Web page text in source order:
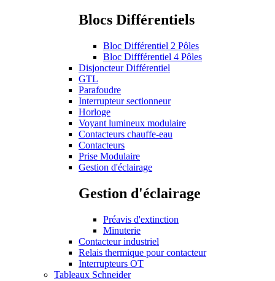
Blocs Différentiels
Bloc Différentiel 2 Pôles
Bloc Diffférentiel 4 Pôles
Disjoncteur Différentiel
GTL
Parafoudre
Interrupteur sectionneur
Horloge
Voyant lumineux modulaire
Contacteurs chauffe-eau
Contacteurs
Prise Modulaire
Gestion d'éclairage
Gestion d'éclairage
Préavis d'extinction
Minuterie
Contacteur industriel
Relais thermique pour contacteur
Interrupteurs OT
Tableaux Schneider